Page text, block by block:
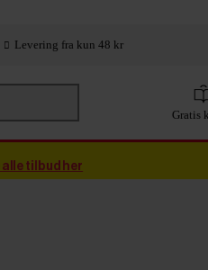
Levering fra kun 48 kr
Gratis
alle tilbud her